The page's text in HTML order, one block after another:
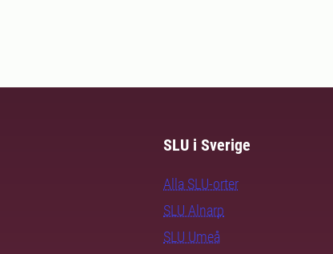
SLU i Sverige
Alla SLU-orter
SLU Alnarp
SLU Umeå